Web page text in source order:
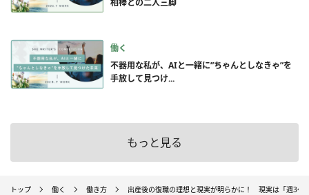
相棒との二人三脚
働く
不器用な私が、AIと一緒に”ちゃんとしなきゃ”を
手放して見つけ...
もっと見る
トップ 働く 働き方 出産後の復職の理想と現実が明らかに！ 現実は「週3～